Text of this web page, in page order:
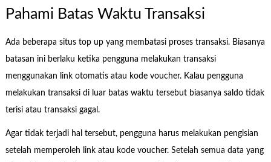
Pahami Batas Waktu Transaksi
Ada beberapa situs top up yang membatasi proses transaksi. Biasanya
batasan ini berlaku ketika pengguna melakukan transaksi
menggunakan link otomatis atau kode voucher. Kalau pengguna
melakukan transaksi di luar batas waktu tersebut biasanya saldo tidak
terisi atau transaksi gagal.
Agar tidak terjadi hal tersebut, pengguna harus melakukan pengisian
setelah memperoleh link atau kode voucher. Setelah semua data yang